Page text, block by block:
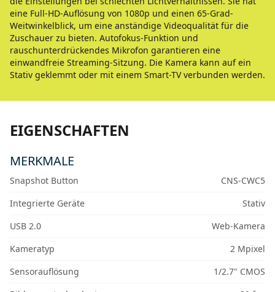
eine Full-HD-Auflösung von 1080p und einen 65-Grad-
Weitwinkelblick, um eine anständige Videoqualität für die
Zuschauer zu bieten. Autofokus-Funktion und
rauschunterdrückendes Mikrofon garantieren eine
einwandfreie Streaming-Sitzung. Die Kamera kann auf ein
Stativ geklemmt oder mit einem Smart-TV verbunden werden.
EIGENSCHAFTEN
MERKMALE
Snapshot Button
CNS-CWC5
Integrierte Geräte
Stativ
USB 2.0
Web-Kamera
Kameratyp
2 Mpixel
Sensorauflösung
1/2.7" CMOS